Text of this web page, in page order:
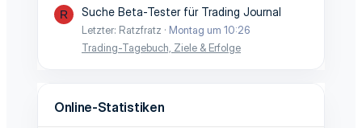
R Suche Beta-Tester für Trading Journal
Letzter: Ratzfratz
Montag um 10:26
Trading-Tagebuch, Ziele & Erfolge
Online-Statistiken